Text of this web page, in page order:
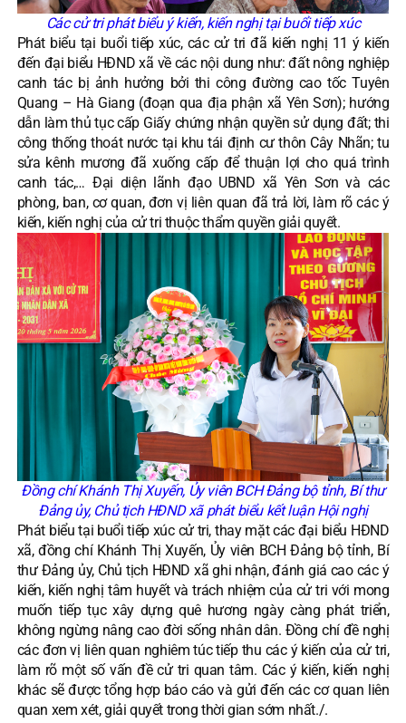
Các cử tri phát biểu ý kiến, kiến nghị tại buổi tiếp xúc
Phát biểu tại buổi tiếp xúc, các cử tri đã kiến nghị 11 ý kiến
đến đại biểu HĐND xã về các nội dung như: đất nông nghiệp
canh tác bị ảnh hưởng bởi thi công đường cao tốc Tuyên
Quang – Hà Giang (đoạn qua địa phận xã Yên Sơn); hướng
dẫn làm thủ tục cấp Giấy chứng nhận quyền sử dụng đất; thi
công thống thoát nước tại khu tái định cư thôn Cây Nhãn; tu
sửa kênh mương đã xuống cấp để thuận lợi cho quá trình
canh tác,… Đại diện lãnh đạo UBND xã Yên Sơn và các
phòng, ban, cơ quan, đơn vị liên quan đã trả lời, làm rõ các ý
kiến, kiến nghị của cử tri thuộc thẩm quyền giải quyết.
Đồng chí Khánh Thị Xuyến, Ủy viên BCH Đảng bộ tỉnh, Bí thư
Đảng ủy, Chủ tịch HĐND xã phát biểu kết luận Hội nghị
Phát biểu tại buổi tiếp xúc cử tri, thay mặt các đại biểu HĐND
xã, đồng chí Khánh Thị Xuyến, Ủy viên BCH Đảng bộ tỉnh, Bí
thư Đảng ủy, Chủ tịch HĐND xã ghi nhận, đánh giá cao các ý
kiến, kiến nghị tâm huyết và trách nhiệm của cử tri với mong
muốn tiếp tục xây dựng quê hương ngày càng phát triển,
không ngừng nâng cao đời sống nhân dân. Đồng chí đề nghị
các đơn vị liên quan nghiêm túc tiếp thu các ý kiến của cử tri,
làm rõ một số vấn đề cử tri quan tâm. Các ý kiến, kiến nghị
khác sẽ được tổng hợp báo cáo và gửi đến các cơ quan liên
quan xem xét, giải quyết trong thời gian sớm nhất./.